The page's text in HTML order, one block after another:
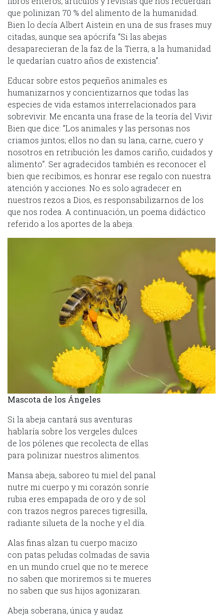
que polinizan 70 % del alimento de la humanidad.
Bien lo decía Albert Aistein en una de sus frases muy
citadas, aunque sea apócrifa “Si las abejas
desaparecieran de la faz de la Tierra, a la humanidad
le quedarían cuatro años de existencia”.
Educar sobre estos pequeños animales es
humanizarnos y concientizarnos que todas las
especies de vida estamos interrelacionados para
sobrevivir. Me encanta una frase de la teoría del Vivir
Bien que dice: “Los animales y las personas nos
criamos juntos; ellos no dan su lana, carne, cuero y
nosotros en retribución les damos cariño, cuidados y
alimento”. Ser agradecidos también es reconocer el
bien que recibimos, es honrar ese regalo con nuestra
atención y acciones. No es solo agradecer en
nuestros rezos a Dios, es responsabilizarnos de los
que nos rodea. A continuación, un poema didáctico
referido a los aportes de la abeja.
Mascota de los Ángeles
Si la abeja cantará sus aventuras
hablaría sobre los vergeles dulces
de los pólenes que recolecta de ellas
para polinizar nuestros alimentos.
Mansa abeja, saboreo tu miel del panal
nutre mi cuerpo y mi corazón sonríe
rubia eres empapada de oro y de sol
con trazos negros pareces tigresilla,
radiante silueta de la noche y el día.
Alas finas alzan tu cuerpo macizo
con patas peludas colmadas de savia
en un mundo cruel que no te merece
no saben que moriremos si te mueres
no saben que sus hijos agonizaran.
Abeja soberana, única y audaz